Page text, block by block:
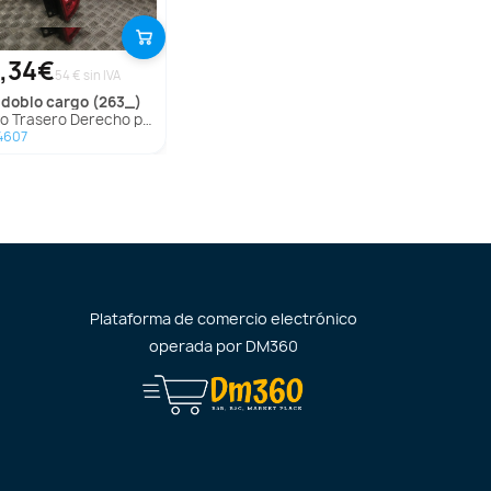
54 € sin IVA
doblo cargo (263_)
Derecho para Fiat Doblo Cargo (263_)
Plataforma de comercio electrónico
operada por DM360